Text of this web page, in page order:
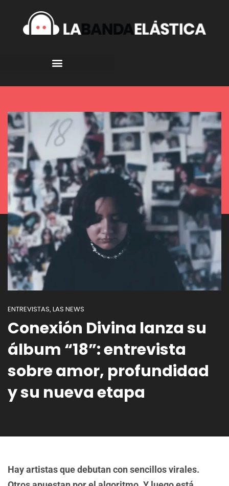
ENTREVISTAS, LAS NEWS
Conexión Divina lanza su
álbum “18”: entrevista
sobre amor, profundidad
y su nueva etapa
Hay artistas que debutan con sencillos virales.